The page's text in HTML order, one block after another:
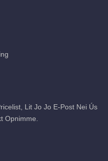
Lit Jo Jo E-Post Nei Ús
Opnimme.